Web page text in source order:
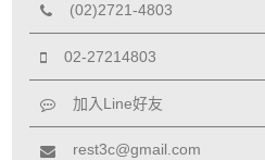
(02)2721-4803
02-27214803
加入Line好友
rest3c@gmail.com